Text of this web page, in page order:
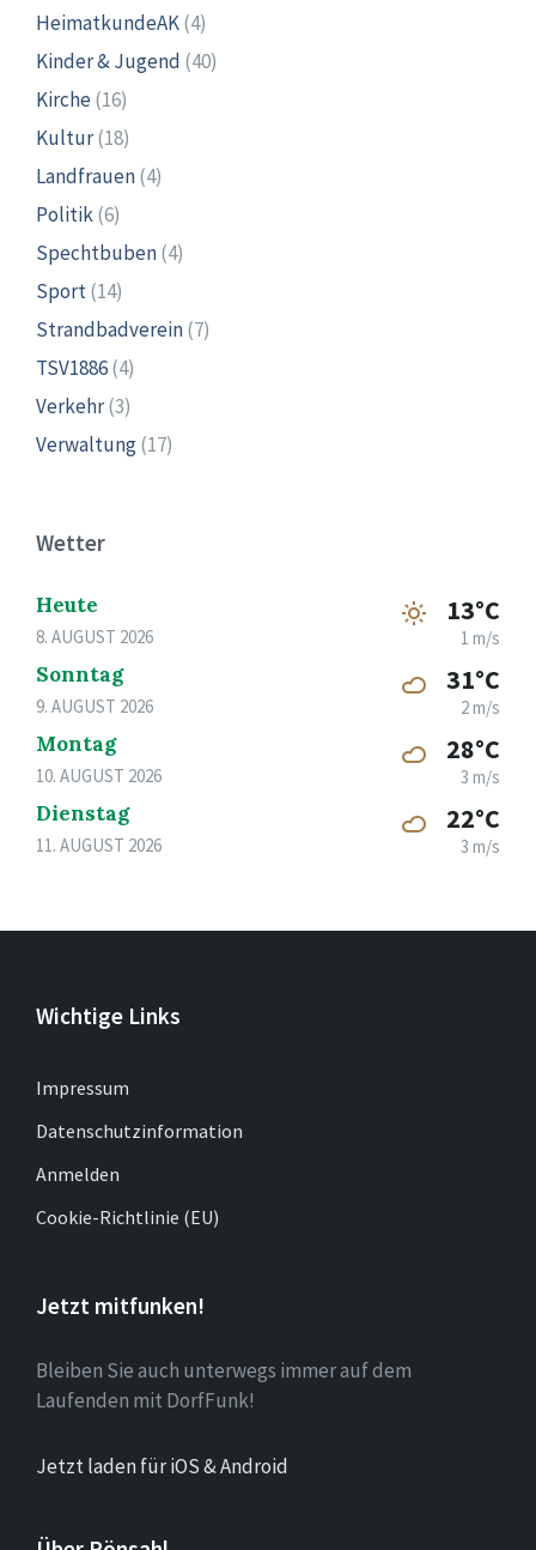
HeimatkundeAK(4)
Kinder & Jugend (40)
Kirche(16)
Kultur(18)
Landfrauen(4)
Politik(6)
Spechtbuben(4)
Sport(14)
Strandbadverein(7)
TSV1886(4)
Verkehr(3)
Verwaltung(17)
Wetter
Heute
8. AUGUST 2026
13°C
1 m/s
Sonntag
9. AUGUST 2026
31°C
2 m/s
Montag
10. AUGUST 2026
28°C
3 m/s
Dienstag
11. AUGUST 2026
22°C
3 m/s
Wichtige Links
Impressum
Datenschutzinformation
Anmelden
Cookie-Richtlinie (EU)
Jetzt mitfunken!
Bleiben Sie auch unterwegs immer auf dem
Laufenden mit DorfFunk!
Jetzt laden für iOS & Android